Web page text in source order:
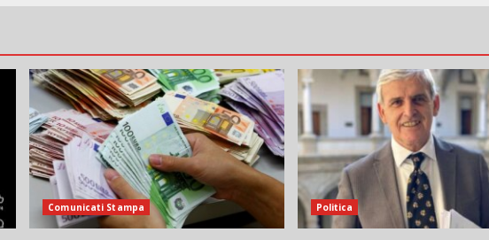
Comunicati Stampa Politica